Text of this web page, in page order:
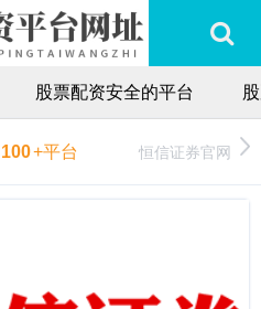
股票配资安全的平台
100+平台 恒信证券官网